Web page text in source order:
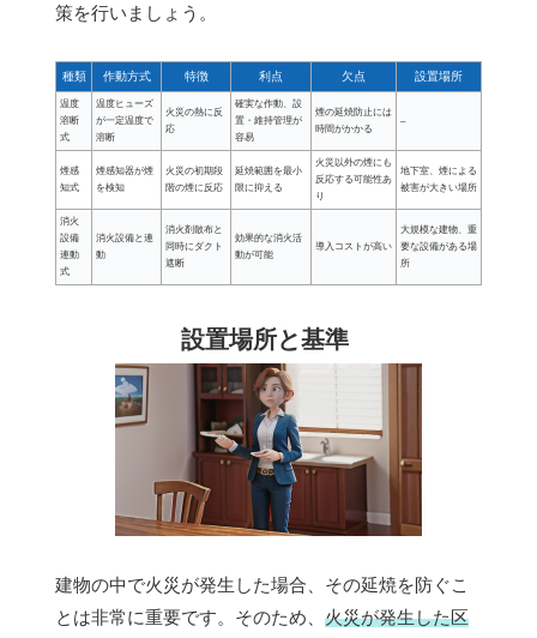
策を行いましょう。
種類 作動方式 特徴 利点 欠点 設置場所
温度
溶断
式
温度ヒューズ
が一定温度で
溶断
火災の熱に反
応
確実な作動、設
置・維持管理が
容易
煙の延焼防止には
時間がかかる
–
煙感
知式
煙感知器が煙
を検知
火災の初期段
階の煙に反応
延焼範囲を最小
限に抑える
火災以外の煙にも
反応する可能性あ
り
地下室、煙による
被害が大きい場所
消火
設備
連動
式
消火設備と連
動
消火剤散布と
同時にダクト
遮断
効果的な消火活
動が可能
導入コストが高い
大規模な建物、重
要な設備がある場
所
設置場所と基準
建物の中で火災が発生した場合、その延焼を防ぐこ
とは非常に重要です。そのため、 火災が発生した区